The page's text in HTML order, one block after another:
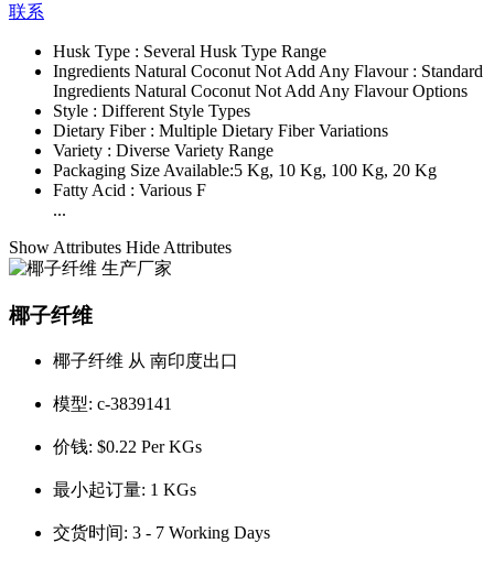
联系
Husk Type : Several Husk Type Range
Ingredients Natural Coconut Not Add Any Flavour : Standard
Ingredients Natural Coconut Not Add Any Flavour Options
Style : Different Style Types
Dietary Fiber : Multiple Dietary Fiber Variations
Variety : Diverse Variety Range
Packaging Size Available:5 Kg, 10 Kg, 100 Kg, 20 Kg
Fatty Acid : Various F
...
Show Attributes Hide Attributes
椰子纤维
椰子纤维 从 南印度出口
模型: c-3839141
价钱: $0.22 Per KGs
最小起订量: 1 KGs
交货时间: 3 - 7 Working Days